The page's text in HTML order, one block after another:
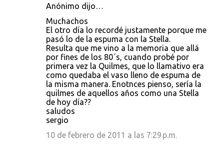
Anónimo dijo…
Muchachos
El otro día lo recordé justamente porque me
pasó lo de la espuma con la Stella.
Resulta que me vino a la memoria que allá
por fines de los 80´s, cuando probé por
primera vez la Quilmes, que lo llamativo era
como quedaba el vaso lleno de espuma de
la misma manera. Enotnces pienso, sería la
quilmes de aquellos años como una Stella
de hoy día??
saludos
sergio
10 de febrero de 2011 a las 7:29 p.m.